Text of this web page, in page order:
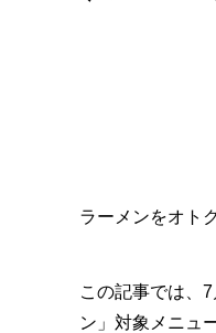
ラーメンをオト
この記事では、
ン」対象メニュ